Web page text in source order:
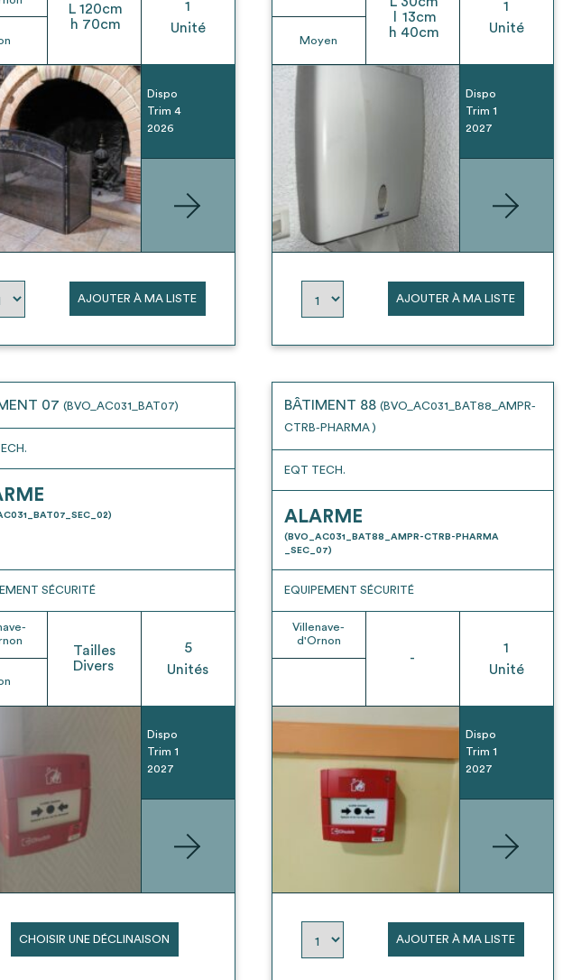
L 120cm
h 70cm
1
Unité
Dispo
Trim 4
2026
AJOUTER À MA LISTE
Moyen
13cm
h 40cm
1
Unité
Dispo
Trim 1
2027
AJOUTER À MA LISTE
07 (BVO_AC031_BAT07)
SÉCURITÉ
Tailles
Divers
5
Unités
Dispo
Trim 1
2027
CHOISIR UNE DÉCLINAISON
BÂTIMENT 88 (BVO_AC031_BAT88_AMPR-
CTRB-PHARMA )
EQT TECH.
ALARME
(BVO_AC031_BAT88_AMPR-CTRB-PHARMA
_SEC_07)
EQUIPEMENT SÉCURITÉ
Villenave-
d'Ornon
-
1
Unité
Dispo
Trim 1
2027
AJOUTER À MA LISTE